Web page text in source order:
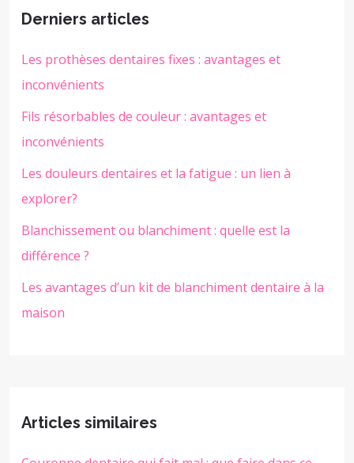
Derniers articles
Les prothèses dentaires fixes : avantages et
inconvénients
Fils résorbables de couleur : avantages et
inconvénients
Les douleurs dentaires et la fatigue : un lien à
explorer?
Blanchissement ou blanchiment : quelle est la
différence ?
Les avantages d’un kit de blanchiment dentaire à la
maison
Articles similaires